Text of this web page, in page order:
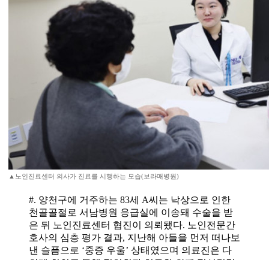
▲노인진료센터 의사가 진료를 시행하는 모습(보라매병원)
#. 양천구에 거주하는 83세 A씨는 낙상으로 인한
천골골절로 서남병원 응급실에 이송돼 수술을 받
은 뒤 노인진료센터 협진이 의뢰됐다. 노인전문간
호사의 심층 평가 결과, 지난해 아들을 먼저 떠나보
낸 슬픔으로 ‘중증 우울’ 상태였으며 의료진은 다